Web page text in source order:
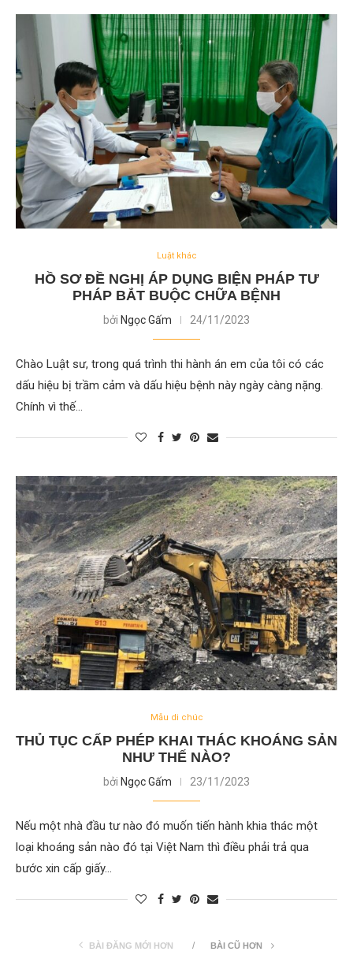
Luật khác
HỒ SƠ ĐỀ NGHỊ ÁP DỤNG BIỆN PHÁP TƯ
PHÁP BẮT BUỘC CHỮA BỆNH
bởi Ngọc Gấm 24/11/2023
Chào Luật sư, trong quá trình thi hành án em của tôi có các
dấu hiệu bị trầm cảm và dấu hiệu bệnh này ngày càng nặng.
Chính vì thế…
Mẫu di chúc
THỦ TỤC CẤP PHÉP KHAI THÁC KHOÁNG SẢN
NHƯ THẾ NÀO?
bởi Ngọc Gấm 23/11/2023
Nếu một nhà đầu tư nào đó muốn tiến hành khia thác một
loại khoáng sản nào đó tại Việt Nam thì điều phải trả qua
bước xin cấp giấy…
BÀI ĐĂNG MỚI HƠN BÀI CŨ HƠN